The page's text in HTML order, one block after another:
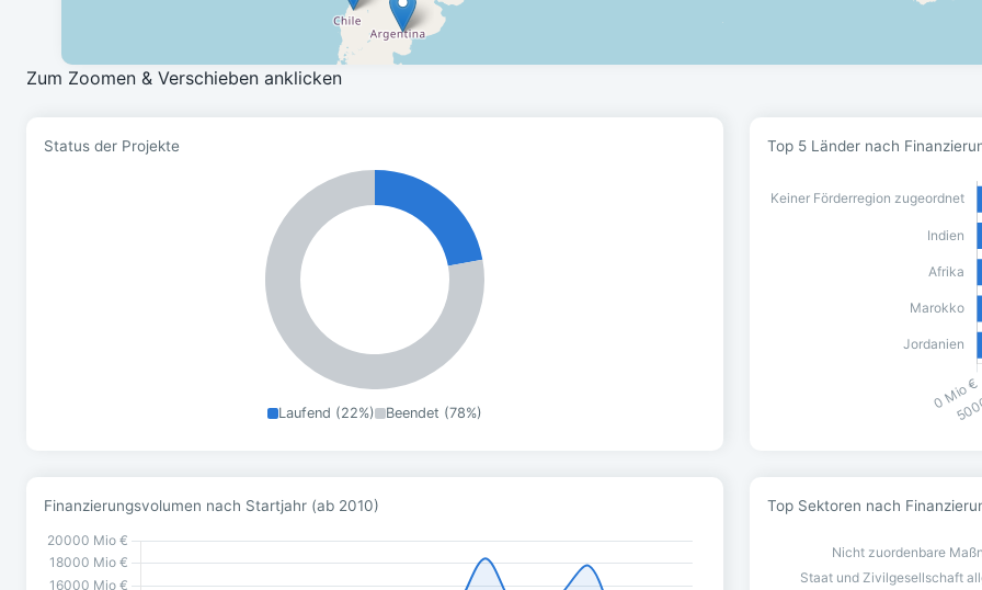
Zum Zoomen & Verschieben anklicken
Status der Projekte
Laufend (22%) Beendet (78%)
Top 5 Länder nach
Finanzierungsvolumen nach Startjahr (ab 2010) Top Sektoren nach